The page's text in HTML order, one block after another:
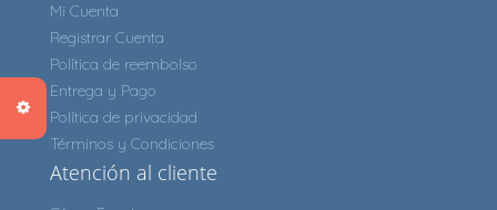
Mi Cuenta
Registrar Cuenta
Política de reembolso
Entrega y Pago
Política de privacidad
Términos y Condiciones
Atención al cliente